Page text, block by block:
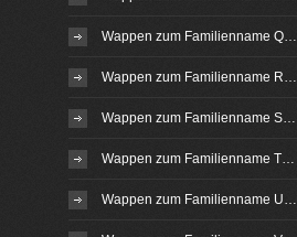
Wappen zum Familienname Q…
Wappen zum Familienname R…
Wappen zum Familienname S…
Wappen zum Familienname T…
Wappen zum Familienname U…